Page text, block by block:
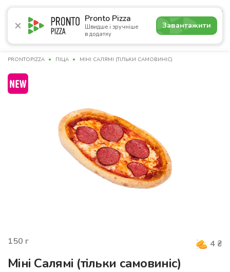
Pronto Pizza
Швидше і зручніше
в додатку
Завантажити
5.0
Акції Піца Суші Сети Напої Пасти
PRONTOPIZZA ПІЦА МІНІ САЛЯМІ (ТІЛЬКИ САМОВИНІС)
150 г 4 ₴
Міні Салямі (тільки самовиніс)